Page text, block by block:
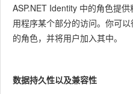
ASP.NET Identity 中的角色提
用程序某个部分的访问。你可
的角色，并将用户加入其中。
数据持久性以及兼容性